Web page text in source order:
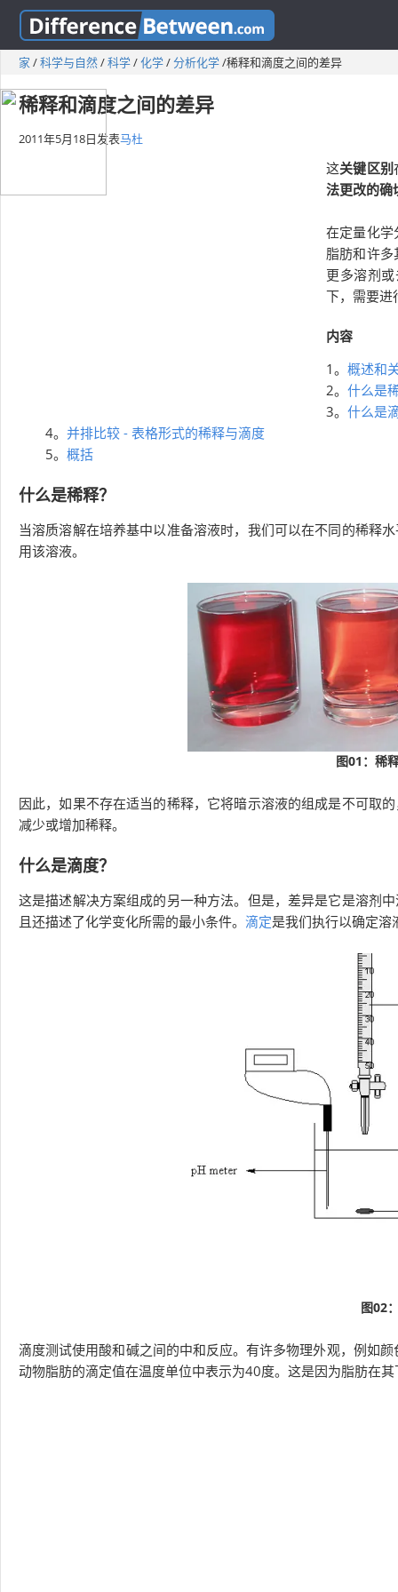
家 /科学与自然/科学/化学/分析化学/稀释和滴度之间的差异
稀释和滴度之间的差异
2011年5月18日发表马杜
这关键区别
法更改的确
在定量化学
脂肪和许
更多溶剂
下，需要进
内容
1。 概述和
2。 什么是
3。 什么是
4。 并排比较 - 表格形式的稀释与滴度
5。 概括
什么是稀释？
当溶质溶解在培养基中以准备溶液时，我们可以在不同的稀释
用该溶液。
图01：稀
因此，如果不存在适当的稀释，它将暗示溶液的组成是不可取
减少或增加稀释。
什么是滴度？
这是描述解决方案组成的另一种方法。但是，差异是它是溶剂
且还描​​述了化学变化所需的最小条件。 滴定是我们执行以确定溶
图02
滴度测试使用酸和碱之间的中和反应。有许多物理外观，例如
动物脂肪的滴定值在温度单位中表示为40度。这是因为脂肪在